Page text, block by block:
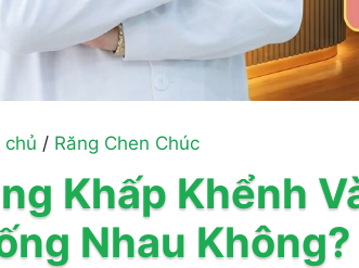
chủ / Răng Chen Chúc
Khấp Khểnh
Nhau Không?